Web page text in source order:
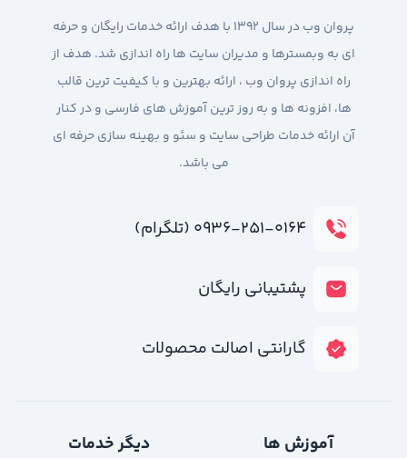
پروان وب در سال 1392 با هدف ارائه خدمات رایگان و حرفه
ای به وبمسترها و مدیران سایت ها راه اندازی شد. هدف از
راه اندازی پروان وب ، ارائه بهترین و با کیفیت ترین قالب
ها، افزونه ها و به روز ترین آموزش های فارسی و در کنار
آن ارائه خدمات طراحی سایت و سئو و بهینه سازی حرفه ای
می باشد.
۰۹۳۶-۲۵۱-۰۱۶۴ (تلگرام)
پشتیبانی رایگان
گارانتی اصالت محصولات
آموزش ها دیگر خدمات